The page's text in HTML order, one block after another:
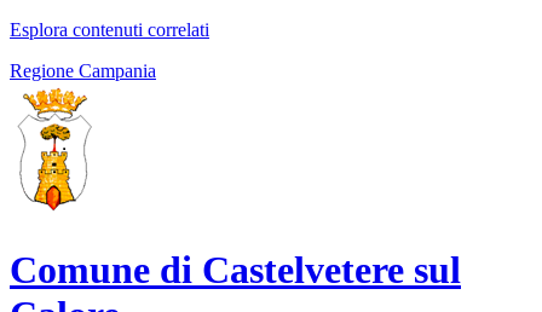
Esplora contenuti correlati
Regione Campania
Comune di Castelvetere sul